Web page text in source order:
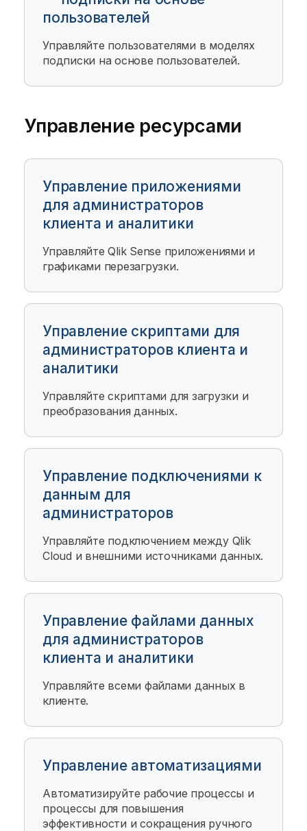
пользователей
Управляйте пользователями в моделях
подписки на основе пользователей.
Управление ресурсами
Управление приложениями
для администраторов
клиента и аналитики
УправляйтеQlik Sense приложениями и
графиками перезагрузки.
Управление скриптами для
администраторов клиента и
аналитики
Управляйте скриптами для загрузки и
преобразования данных.
Управление подключениями к
данным для
администраторов
Управляйте подключением между Qlik
Cloud и внешними источниками данных.
Управление файлами данных
для администраторов
клиента и аналитики
Управляйте всеми файлами данных в
клиенте.
Управление автоматизациями
Автоматизируйте рабочие процессы и
процессы для повышения
эффективности и сокращения ручного